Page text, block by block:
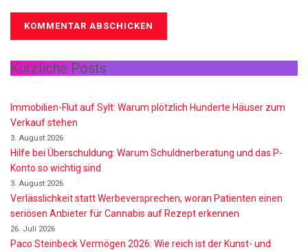
Kürzliche Posts
Immobilien-Flut auf Sylt: Warum plötzlich Hunderte Häuser zum
Verkauf stehen
3. August 2026
Hilfe bei Überschuldung: Warum Schuldnerberatung und das P-
Konto so wichtig sind
3. August 2026
Verlässlichkeit statt Werbeversprechen, woran Patienten einen
seriösen Anbieter für Cannabis auf Rezept erkennen
26. Juli 2026
Paco Steinbeck Vermögen 2026: Wie reich ist der Kunst- und